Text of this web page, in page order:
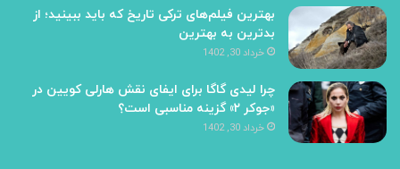
بهترین فیلم‌های ترکی تاریخ که باید ببینید؛ از
بدترین به بهترین
خرداد 30, 1402
چرا لیدی گاگا برای ایفای نقش هارلی کویین در
«جوکر ۲» گزینه مناسبی است؟
خرداد 30, 1402